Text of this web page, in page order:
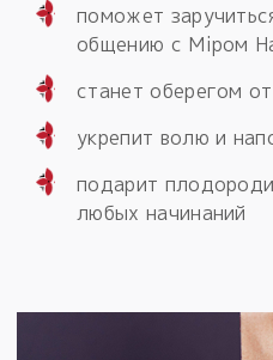
поможет
общению с Мiром
станет оберегом
укрепит волю и
подарит
любых начинаний